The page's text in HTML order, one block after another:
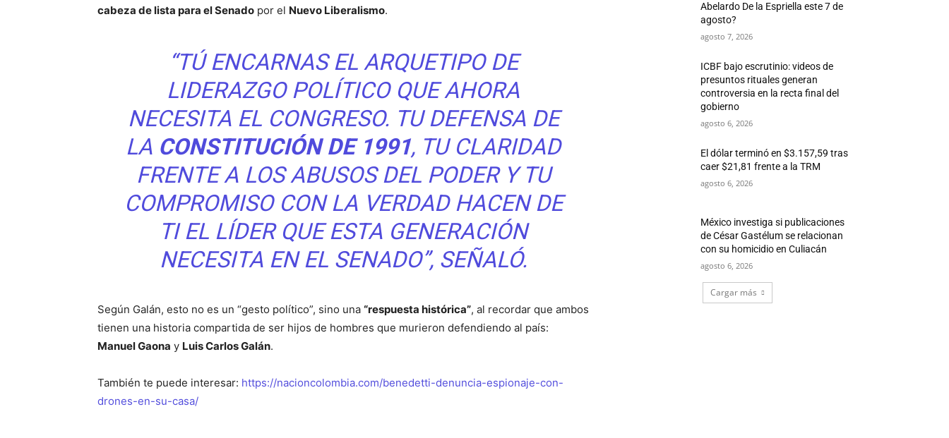
cabeza de lista para el Senado por el Nuevo Liberalismo.
“TÚ ENCARNAS EL ARQUETIPO DE
LIDERAZGO POLÍTICO QUE AHORA
NECESITA EL CONGRESO. TU DEFENSA DE
LA CONSTITUCIÓN DE 1991, TU CLARIDAD
FRENTE A LOS ABUSOS DEL PODER Y TU
COMPROMISO CON LA VERDAD HACEN DE
TI EL LÍDER QUE ESTA GENERACIÓN
NECESITA EN EL SENADO”, SEÑALÓ.
Según Galán, esto no es un “gesto político”, sino una “respuesta histórica”, al recordar que ambos
tienen una historia compartida de ser hijos de hombres que murieron defendiendo al país:
Manuel Gaona y Luis Carlos Galán.
También te puede interesar: https://nacioncolombia.com/benedetti-denuncia-espionaje-con-
drones-en-su-casa/
Abelardo De la Espriella este 7 de
agosto?
agosto 7, 2026
ICBF bajo escrutinio: videos de
presuntos rituales generan
controversia en la recta final del
gobierno
agosto 6, 2026
El dólar terminó en $3.157,59 tras
caer $21,81 frente a la TRM
agosto 6, 2026
México investiga si publicaciones
de César Gastélum se relacionan
con su homicidio en Culiacán
agosto 6, 2026
Cargar más